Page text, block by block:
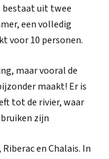
bestaat uit twee
een volledig
voor 10 personen.
maar vooral de
maakt! Er is
tot de rivier, waar
zijn
en Chalais. In